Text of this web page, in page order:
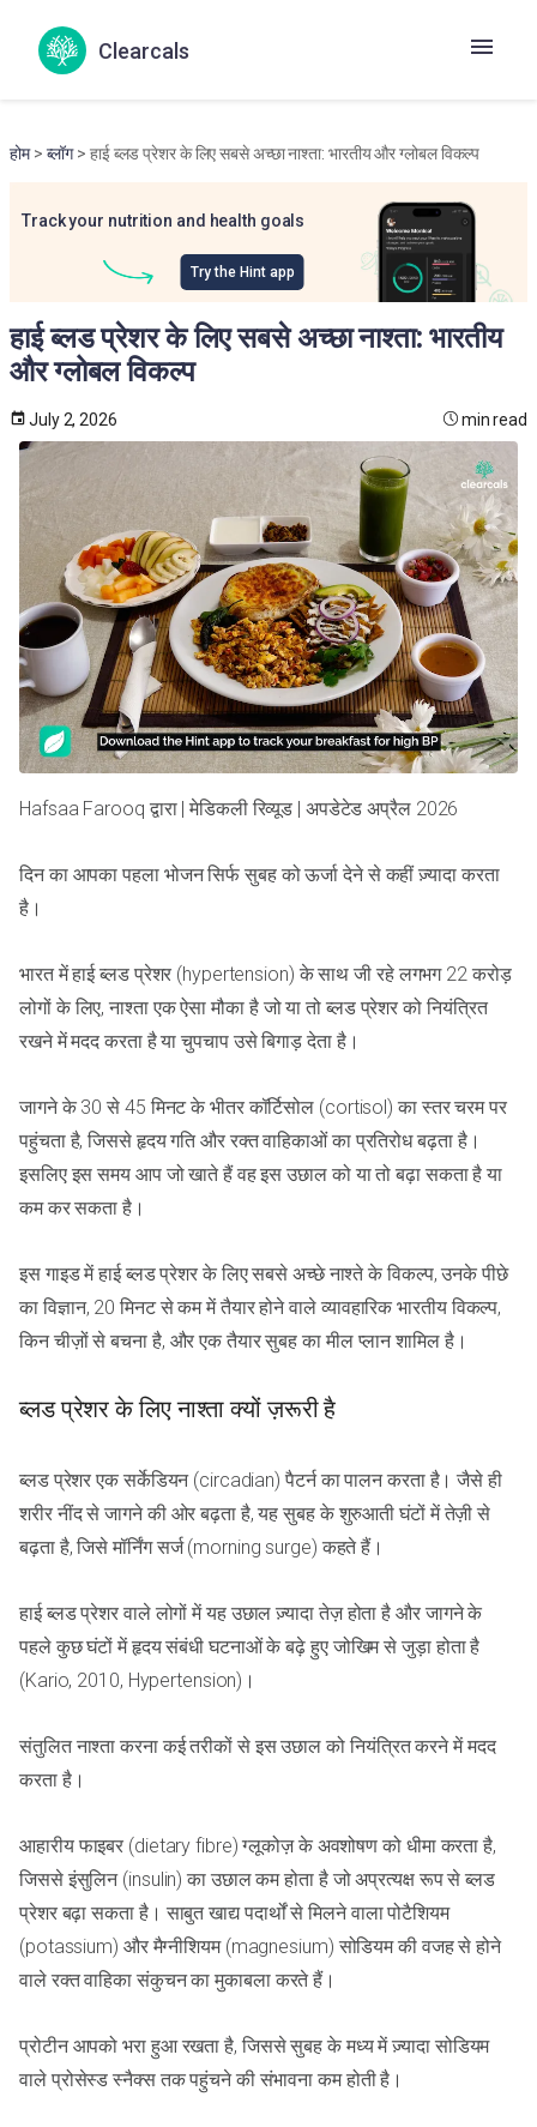
Clearcals
होम> ब्लॉग> हाई ब्लड प्रेशर के लिए सबसे अच्छा नाश्ता: भारतीय और ग्लोबल विकल्प
Track your nutrition and health goals
Try the Hint app
हाई ब्लड प्रेशर के लिए सबसे अच्छा नाश्ता: भारतीय
और ग्लोबल विकल्प
July 2, 2026 min read
Hafsaa Farooq द्वारा | मेडिकली रिव्यूड | अपडेटेड अप्रैल 2026
दिन का आपका पहला भोजन सिर्फ सुबह को ऊर्जा देने से कहीं ज़्यादा करता
है।
भारत में हाई ब्लड प्रेशर (hypertension) के साथ जी रहे लगभग 22 करोड़
लोगों के लिए, नाश्ता एक ऐसा मौका है जो या तो ब्लड प्रेशर को नियंत्रित
रखने में मदद करता है या चुपचाप उसे बिगाड़ देता है।
जागने के 30 से 45 मिनट के भीतर कॉर्टिसोल (cortisol) का स्तर चरम पर
पहुंचता है, जिससे हृदय गति और रक्त वाहिकाओं का प्रतिरोध बढ़ता है।
इसलिए इस समय आप जो खाते हैं वह इस उछाल को या तो बढ़ा सकता है या
कम कर सकता है।
इस गाइड में हाई ब्लड प्रेशर के लिए सबसे अच्छे नाश्ते के विकल्प, उनके पीछे
का विज्ञान, 20 मिनट से कम में तैयार होने वाले व्यावहारिक भारतीय विकल्प,
किन चीज़ों से बचना है, और एक तैयार सुबह का मील प्लान शामिल है।
ब्लड प्रेशर के लिए नाश्ता क्यों ज़रूरी है
ब्लड प्रेशर एक सर्केडियन (circadian) पैटर्न का पालन करता है। जैसे ही
शरीर नींद से जागने की ओर बढ़ता है, यह सुबह के शुरुआती घंटों में तेज़ी से
बढ़ता है, जिसे मॉर्निंग सर्ज (morning surge) कहते हैं।
हाई ब्लड प्रेशर वाले लोगों में यह उछाल ज़्यादा तेज़ होता है और जागने के
पहले कुछ घंटों में हृदय संबंधी घटनाओं के बढ़े हुए जोखिम से जुड़ा होता है
(Kario, 2010, Hypertension)।
संतुलित नाश्ता करना कई तरीकों से इस उछाल को नियंत्रित करने में मदद
करता है।
आहारीय फाइबर (dietary fibre) ग्लूकोज़ के अवशोषण को धीमा करता है,
जिससे इंसुलिन (insulin) का उछाल कम होता है जो अप्रत्यक्ष रूप से ब्लड
प्रेशर बढ़ा सकता है। साबुत खाद्य पदार्थों से मिलने वाला पोटैशियम
(potassium) और मैग्नीशियम (magnesium) सोडियम की वजह से होने
वाले रक्त वाहिका संकुचन का मुकाबला करते हैं।
प्रोटीन आपको भरा हुआ रखता है, जिससे सुबह के मध्य में ज़्यादा सोडियम
वाले प्रोसेस्ड स्नैक्स तक पहुंचने की संभावना कम होती है।